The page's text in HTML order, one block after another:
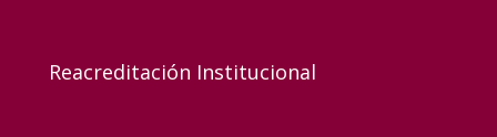
Reacreditación Institucional